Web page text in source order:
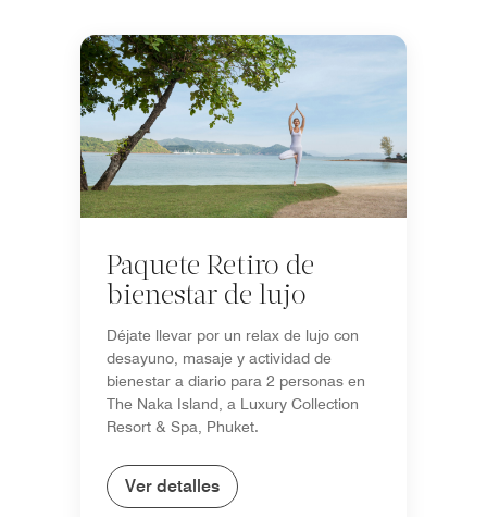
Paquete Retiro de
bienestar de lujo
Déjate llevar por un relax de lujo con
desayuno, masaje y actividad de
bienestar a diario para 2 personas en
The Naka Island, a Luxury Collection
Resort & Spa, Phuket.
Ver detalles